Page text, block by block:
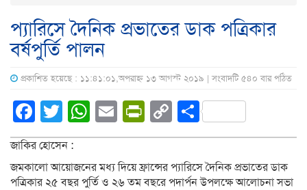
প্যারিসে দৈনিক প্রভাতের ডাক পত্রিকার
বর্ষপুর্তি পালন
প্রকাশিত হয়েছে : ১১:৪১:০১,অপরাহ্ন ১৩ আগস্ট ২০১৯ | সংবাদটি ৫৪০ বার পঠিত
Facebook
Twitter
WhatsApp
EmailPrintFriendly
Copy
Link
Share
জাকির হোসেন :
জমকালো আয়োজনের মধ্য দিয়ে ফ্রান্সের প্যারিসে দৈনিক প্রভাতের ডাক
পত্রিকার ২৫ বছর পুর্তি ও ২৬ তম বছরে পদার্পন উপলক্ষে আলোচনা সভা